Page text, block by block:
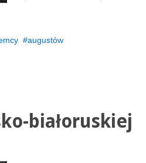
augustów
białoruskiej